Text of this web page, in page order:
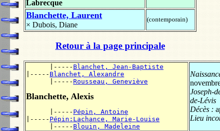
Labrecque
Blanchette, Laurent
× Dubois, Diane
(contemporain)
Retour à la page principale
      |-----
Blanchet, Jean-Baptiste
|----- Blanchet, Alexandre
      |-----
Rousseau, Geneviève
Blanchette, Alexis
      |-----
Pépin, Antoine
|----- Pépin:Lachance, Marie-Louise
      |-----
Blouin, Madeleine
Joseph-
de-Lévis
Décès :
Lieu